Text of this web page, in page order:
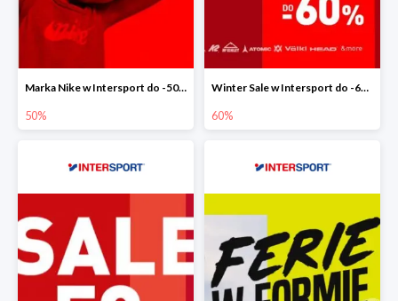
Marka Nike w Intersport do -50%
50%
Winter Sale w Intersport do -60%
60%